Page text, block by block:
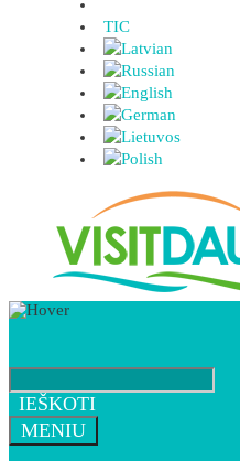
TIC
IEŠKOTI
MENIU